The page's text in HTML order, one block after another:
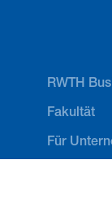
RWTH
Fakultät
Für